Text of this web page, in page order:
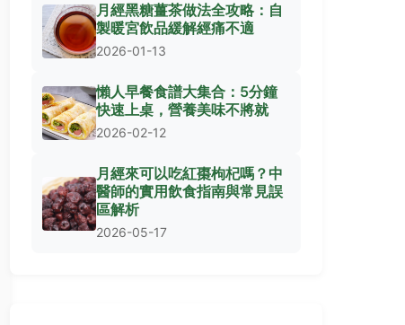
月經黑糖薑茶做法全攻略：自
製暖宮飲品緩解經痛不適
2026-01-13
懶人早餐食譜大集合：5分鐘
快速上桌，營養美味不將就
2026-02-12
月經來可以吃紅棗枸杞嗎？中
醫師的實用飲食指南與常見誤
區解析
2026-05-17